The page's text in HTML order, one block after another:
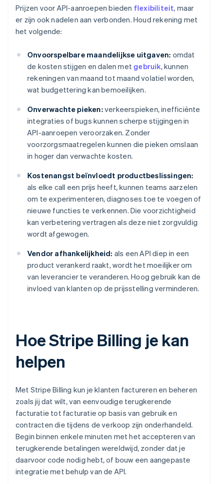
Prijzen voor API-aanroepen bieden flexibiliteit, maar
er zijn ook nadelen aan verbonden. Houd rekening met
het volgende:
Onvoorspelbare maandelijkse uitgaven: omdat
de kosten stijgen en dalen met gebruik, kunnen
rekeningen van maand tot maand volatiel worden,
wat budgettering kan bemoeilijken.
Onverwachte pieken: verkeerspieken, inefficiënte
integraties of bugs kunnen scherpe stijgingen in
API-aanroepen veroorzaken. Zonder
voorzorgsmaatregelen kunnen die pieken omslaan
in hoger dan verwachte kosten.
Kostenangst beïnvloedt productbeslissingen:
als elke call een prijs heeft, kunnen teams aarzelen
om te experimenteren, diagnoses toe te voegen of
nieuwe functies te verkennen. Die voorzichtigheid
kan verbetering vertragen als deze niet zorgvuldig
wordt afgewogen.
Vendor afhankelijkheid: als een API diep in een
product verankerd raakt, wordt het moeilijker om
van leverancier te veranderen. Hoog gebruik kan de
invloed van klanten op de prijsstelling verminderen.
Hoe Stripe Billing je kan
helpen
Met Stripe Billing kun je klanten factureren en beheren
zoals jij dat wilt, van eenvoudige terugkerende
facturatie tot facturatie op basis van gebruik en
contracten die tijdens de verkoop zijn onderhandeld.
Begin binnen enkele minuten met het accepteren van
terugkerende betalingen wereldwijd, zonder dat je
daarvoor code nodig hebt, of bouw een aangepaste
integratie met behulp van de API.